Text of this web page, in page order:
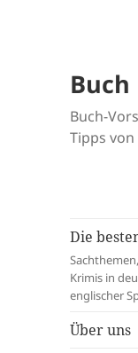
Buch
Buch-
Tipps
Die
Krimis in
englischer
Über uns